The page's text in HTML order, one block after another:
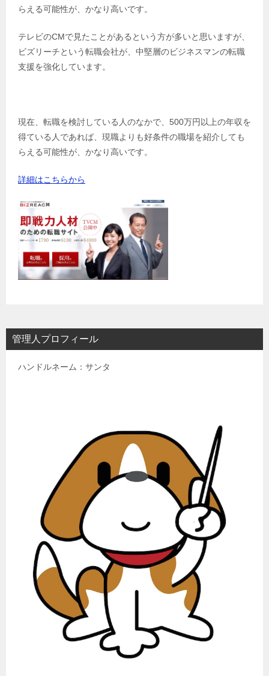
らえる可能性が、かなり高いです。
テレビのCMで見たことがあるという方が多いと思いますが、
ビズリーチという転職会社が、中堅層のビジネスマンの転職
支援を強化しています。
現在、転職を検討している人のなかで、500万円以上の年収を
得ている人であれば、現職よりも好条件の職場を紹介しても
らえる可能性が、かなり高いです。
詳細はこちらから
管理人プロフィール
ハンドルネーム：サンタ